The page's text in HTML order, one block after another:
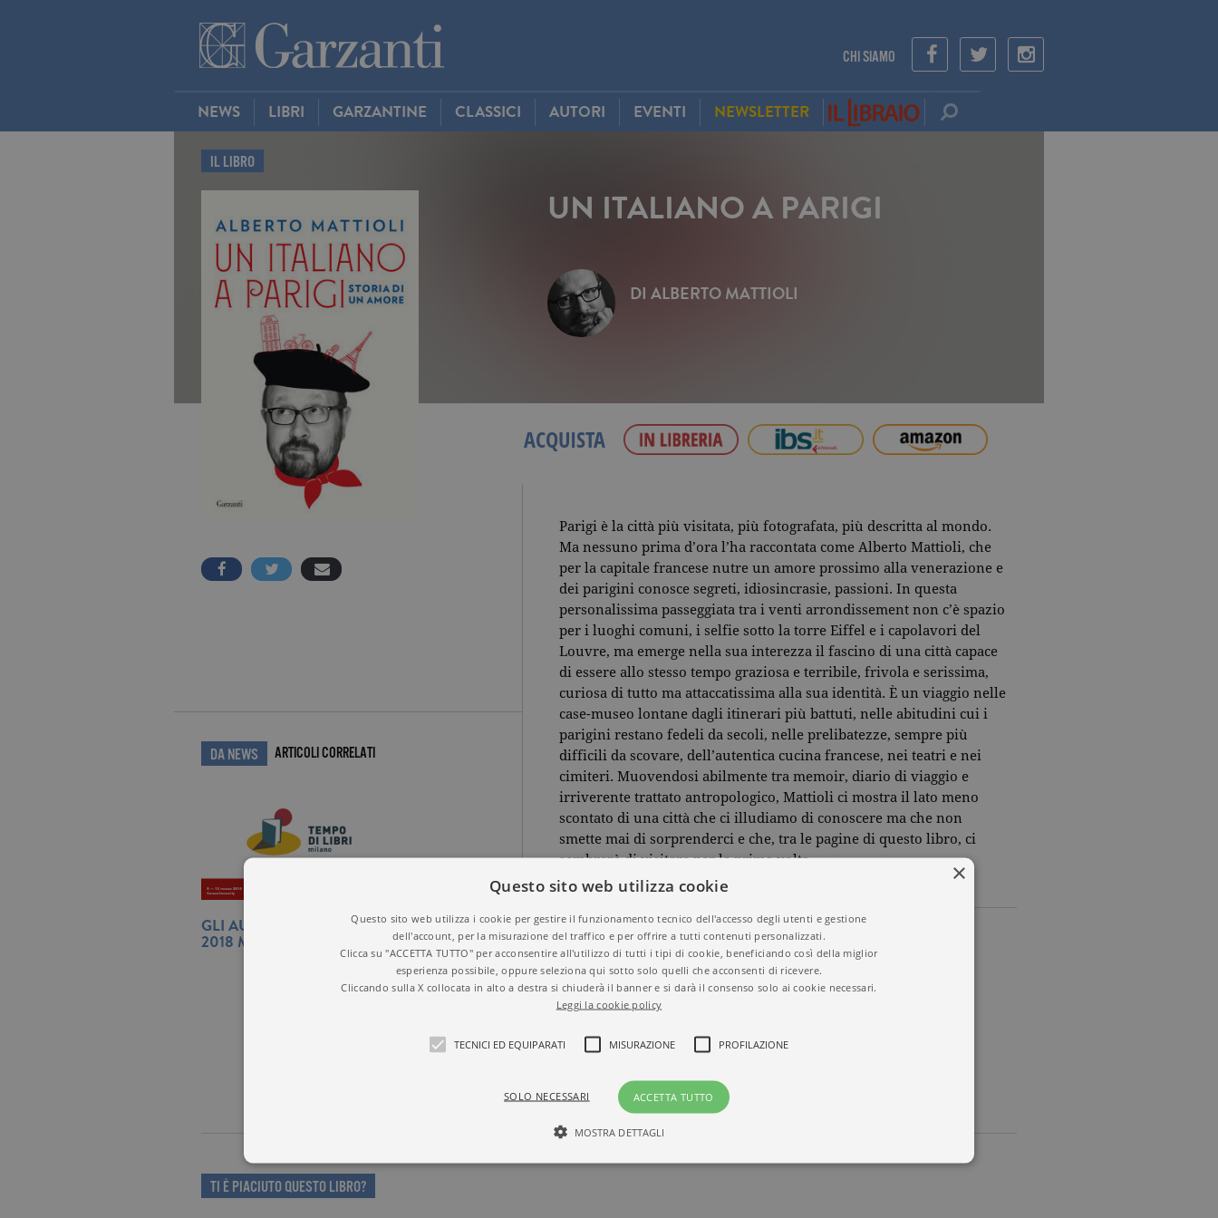
CHI SIAMO
NEWS LIBRI GARZANTINE CLASSICI AUTORI EVENTI NEWSLETTER
IL LIBRO
UN ITALIANO A PARIGI
DI ALBERTO MATTIOLI
ACQUISTA
Parigi è la città più visitata, più fotografata, più descritta al mondo.
Ma nessuno prima d’ora l’ha raccontata come Alberto Mattioli, che
per la capitale francese nutre un amore prossimo alla venerazione e
dei parigini conosce segreti, idiosincrasie, passioni. In questa
personalissima passeggiata tra i venti arrondissement non c’è spazio
per i luoghi comuni, i selfie sotto la torre Eiffel e i capolavori del
Louvre, ma emerge nella sua interezza il fascino di una città capace
di essere allo stesso tempo graziosa e terribile, frivola e serissima,
curiosa di tutto ma attaccatissima alla sua identità. È un viaggio nelle
case-museo lontane dagli itinerari più battuti, nelle abitudini cui i
parigini restano fedeli da secoli, nelle prelibatezze, sempre più
difficili da scovare, dell’autentica cucina francese, nei teatri e nei
cimiteri. Muovendosi abilmente tra memoir, diario di viaggio e
irriverente trattato antropologico, Mattioli ci mostra il lato meno
scontato di una città che ci illudiamo di conoscere ma che non
smette mai di sorprenderci e che, tra le pagine di questo libro, ci
sembrerà di visitare per la prima volta.
Titolo
Un italiano a Parigi
ISBN
9788811015758
Autore
Casa Editrice
GARZANTI
Aree tematiche
Tascabili
Prezzo di questa
edizione cartacea
10,00€
DA NEWS ARTICOLI CORRELATI
GLI AUTORI GARZANTI A TEMPO DI LIBRI
2018 MILANO
TI È PIACIUTO QUESTO LIBRO?
×
Questo sito web utilizza cookie
Questo sito web utilizza i cookie per gestire il funzionamento tecnico dell'accesso degli utenti e gestione
dell'account, per la misurazione del traffico e per offrire a tutti contenuti personalizzati.
Clicca su "ACCETTA TUTTO" per acconsentire all'utilizzo di tutti i tipi di cookie, beneficiando così della miglior
esperienza possibile, oppure seleziona qui sotto solo quelli che acconsenti di ricevere.
Cliccando sulla X collocata in alto a destra si chiuderà il banner e si darà il consenso solo ai cookie necessari.
Leggi la cookie policy
TECNICI ED EQUIPARATI MISURAZIONE PROFILAZIONE
ACCETTA TUTTO
SOLO NECESSARI
MOSTRA DETTAGLI